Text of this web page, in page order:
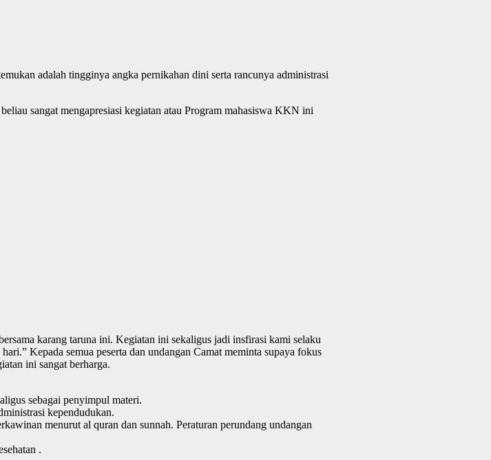
adalah tingginya angka pernikahan dini serta rancunya administrasi
sangat mengapresiasi kegiatan atau Program mahasiswa KKN ini
karang taruna ini. Kegiatan ini sekaligus jadi insfirasi kami selaku
Kepada semua peserta dan undangan Camat meminta supaya fokus
ini sangat berharga.
sebagai penyimpul materi.
kependudukan.
menurut al quran dan sunnah. Peraturan perundang undangan
.